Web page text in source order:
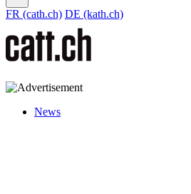
FR (cath.ch) DE (kath.ch)
News